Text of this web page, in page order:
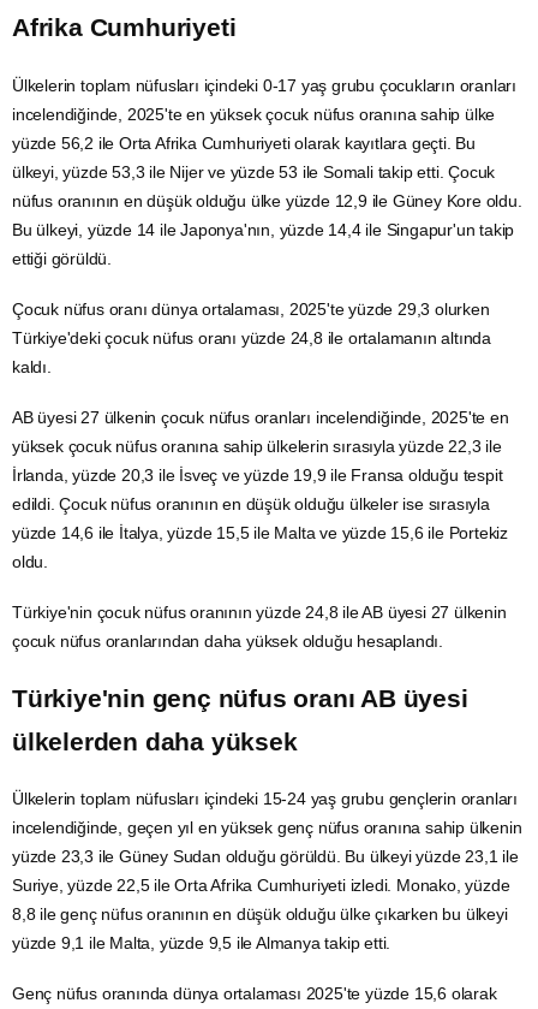
AfrikaCumhuriyeti
Ülkelerin toplam nüfusları içindeki 0-17 yaş grubu çocukların oranları
incelendiğinde, 2025'te en yüksek çocuk nüfus oranına sahip ülke
yüzde 56,2 ile Orta Afrika Cumhuriyeti olarak kayıtlara geçti. Bu
ülkeyi, yüzde 53,3 ile Nijerve yüzde 53 ileSomalitakip etti. Çocuk
nüfus oranının en düşük olduğu ülke yüzde 12,9 ile Güney Koreoldu.
Bu ülkeyi, yüzde 14 ile Japonya'nın, yüzde 14,4 ile Singapur'un takip
ettiği görüldü.
Çocuk nüfus oranı dünya ortalaması, 2025'te yüzde 29,3 olurken
Türkiye'deki çocuk nüfus oranı yüzde 24,8 ile ortalamanın altında
kaldı.
ABüyesi 27 ülkenin çocuk nüfus oranları incelendiğinde, 2025'te en
yüksek çocuk nüfus oranına sahip ülkelerin sırasıyla yüzde 22,3 ile
İrlanda, yüzde 20,3 ile İsveç ve yüzde 19,9 ile Fransa olduğu tespit
edildi. Çocuk nüfus oranının en düşük olduğu ülkeler ise sırasıyla
yüzde 14,6 ile İtalya, yüzde 15,5 ile Malta ve yüzde 15,6 ile Portekiz
oldu.
Türkiye'nin çocuk nüfus oranının yüzde 24,8 ile AB üyesi 27 ülkenin
çocuk nüfus oranlarından daha yüksek olduğu hesaplandı.
Türkiye'nin genç nüfus oranı AB üyesi
ülkelerden daha yüksek
Ülkelerin toplam nüfusları içindeki 15-24 yaş grubu gençlerin oranları
incelendiğinde, geçen yıl en yüksek genç nüfus oranına sahip ülkenin
yüzde 23,3 ileGüney Sudan olduğu görüldü. Bu ülkeyi yüzde 23,1 ile
Suriye, yüzde 22,5 ile Orta Afrika Cumhuriyeti izledi. Monako, yüzde
8,8 ile genç nüfus oranının en düşük olduğu ülke çıkarken bu ülkeyi
yüzde 9,1 ile Malta, yüzde 9,5 ileAlmanyatakip etti.
Genç nüfus oranında dünya ortalaması 2025'te yüzde 15,6 olarak